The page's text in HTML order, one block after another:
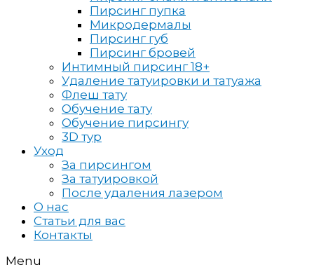
Пирсинг пупка
Микродермалы
Пирсинг губ
Пирсинг бровей
Интимный пирсинг 18+
Удаление татуировки и татуажа
Флеш тату
Обучение тату
Обучение пирсингу
3D тур
Уход
За пирсингом
За татуировкой
После удаления лазером
О нас
Статьи для вас
Контакты
Menu